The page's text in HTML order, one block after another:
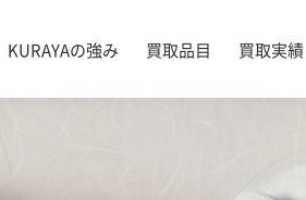
KURAYAの強み 買取品目 買取実績